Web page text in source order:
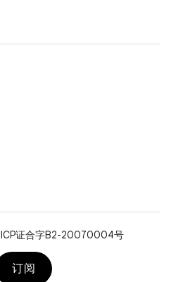
ICP证合字B2-20070004号
订阅